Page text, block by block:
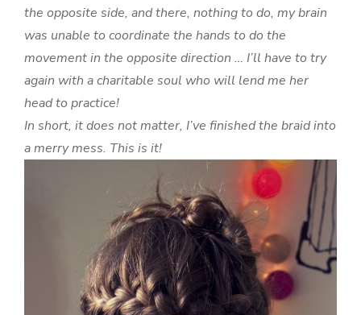
the opposite side, and there, nothing to do, my brain
was unable to coordinate the hands to do the
movement in the opposite direction … I’ll have to try
again with a charitable soul who will lend me her
head to practice!
In short, it does not matter, I’ve finished the braid into
a merry mess. This is it!